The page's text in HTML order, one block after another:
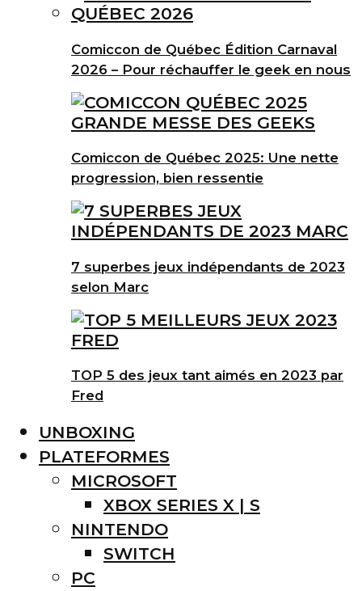
Comiccon de Québec Édition Carnaval
2026 – Pour réchauffer le geek en nous
Comiccon de Québec 2025: Une nette
progression, bien ressentie
7 superbes jeux indépendants de 2023
selon Marc
TOP 5 des jeux tant aimés en 2023 par
Fred
UNBOXING
PLATEFORMES
MICROSOFT
XBOX SERIES X | S
NINTENDO
SWITCH
PC